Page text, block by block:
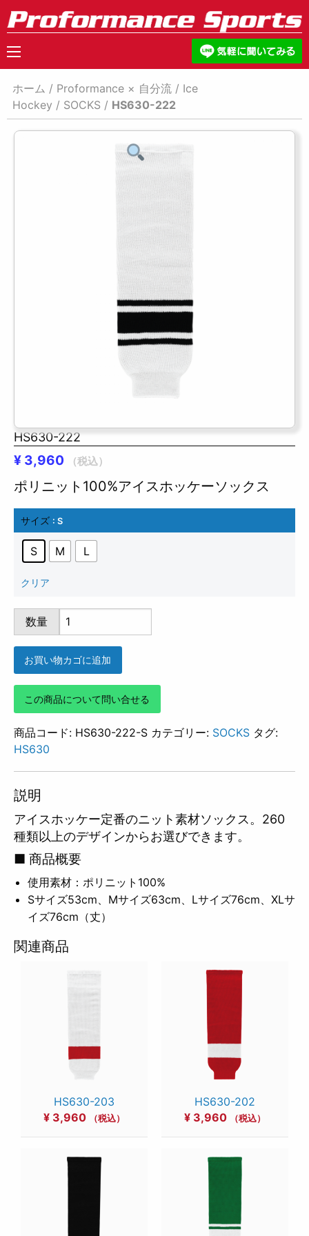
ホーム / Proformance × 自分流 / Ice
Hockey / SOCKS / HS630-222
HS630-222
¥ 3,960 （税込）
ポリニット100%アイスホッケーソックス
サイズ : S
S M L
クリア
HS630-
222
個
数量
お買い物カゴに追加
この商品について問い合せる
商品コード: HS630-222-S カテゴリー: SOCKS タグ:
HS630
説明
アイスホッケー定番のニット素材ソックス。260
種類以上のデザインからお選びできます。
■ 商品概要
使用素材：ポリニット100%
Sサイズ53cm、Mサイズ63cm、Lサイズ76cm、XLサ
イズ76cm（丈）
関連商品
HS630-203
¥ 3,960 （税込）
HS630-202
¥ 3,960 （税込）